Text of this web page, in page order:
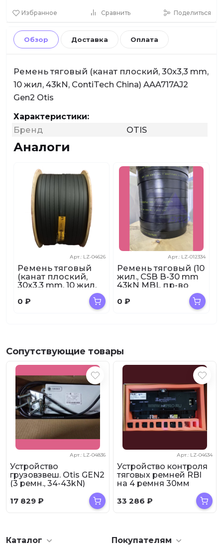
Избранное Сравнить Поделиться
Обзор Доставка Оплата
Ремень тяговый (канат плоский, 30x3,3 mm,
10 жил, 43kN, ContiTech China) AAA717AJ2
Gen2 Otis
Характеристики:
Бренд OTIS
Аналоги
Арт.: LZ-04626
Ремень тяговый
(канат плоский,
30x3,3 mm, 10 жил,
Germany) AA...
0₽
Арт.: LZ-012334
Ремень тяговый (10
жил., CSB B-30 mm
43kN MBL пр-во
Китай) AAA717AP2
GEN2 OTIS
0₽
Сопутствующие товары
GEN2
Устройство контроля
тяговых ремней RBI
на 4 ремня 30мм
43kN ABA21700AG11
Блок контроля
тяговых ремней
ремня, 30мм
ABA21700AG10
Каталог Покупателям